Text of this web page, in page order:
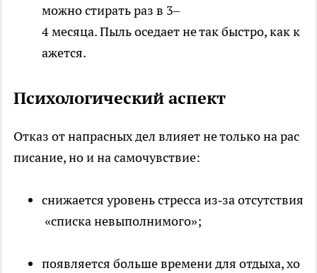
можно стирать раз в 3–
4 месяца. Пыль оседает не так быстро, как к
ажется.
Психологический аспект
Отказ от напрасных дел влияет не только на рас
писание, но и на самочувствие:
снижается уровень стресса из‑за отсутствия
«списка невыполнимого»;
появляется больше времени для отдыха, хо